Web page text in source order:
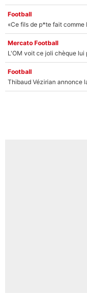
Football
Mercato Football
Football